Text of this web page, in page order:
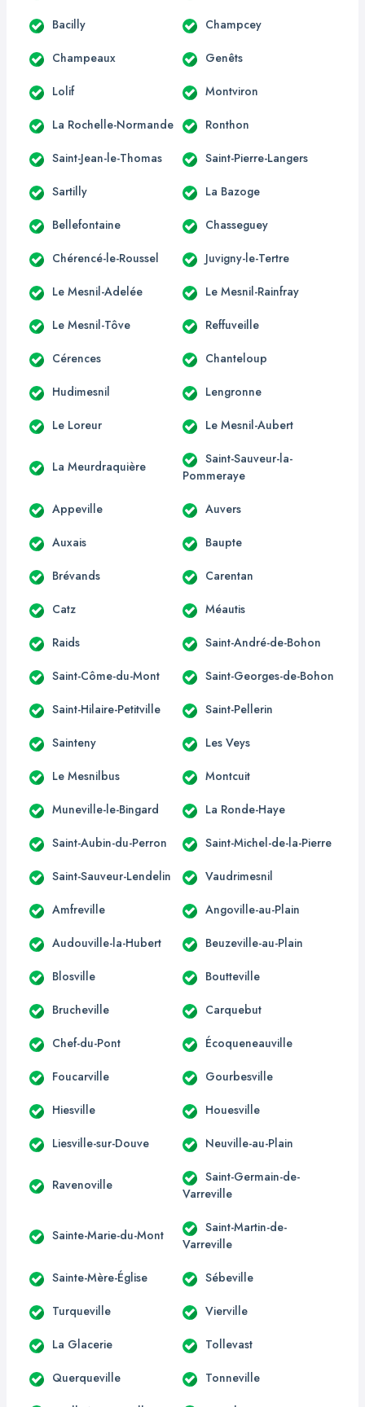
Bacilly Champcey
Champeaux Genêts
Lolif Montviron
La Rochelle-Normande Ronthon
Saint-Jean-le-Thomas Saint-Pierre-Langers
Sartilly La Bazoge
Bellefontaine Chasseguey
Chérencé-le-Roussel Juvigny-le-Tertre
Le Mesnil-Adelée Le Mesnil-Rainfray
Le Mesnil-Tôve Reffuveille
Cérences Chanteloup
Hudimesnil Lengronne
Le Loreur Le Mesnil-Aubert
La Meurdraquière
Saint-Sauveur-la-
Pommeraye
Appeville Auvers
Auxais Baupte
Brévands Carentan
Catz Méautis
Raids Saint-André-de-Bohon
Saint-Côme-du-Mont Saint-Georges-de-Bohon
Saint-Hilaire-Petitville Saint-Pellerin
Sainteny Les Veys
Le Mesnilbus Montcuit
Muneville-le-Bingard La Ronde-Haye
Saint-Aubin-du-Perron Saint-Michel-de-la-Pierre
Saint-Sauveur-Lendelin Vaudrimesnil
Amfreville Angoville-au-Plain
Audouville-la-Hubert Beuzeville-au-Plain
Blosville Boutteville
Brucheville Carquebut
Chef-du-Pont Écoqueneauville
Foucarville Gourbesville
Hiesville Houesville
Liesville-sur-Douve Neuville-au-Plain
Ravenoville
Saint-Germain-de-
Varreville
Sainte-Marie-du-Mont
Saint-Martin-de-
Varreville
Sainte-Mère-Église Sébeville
Turqueville Vierville
La Glacerie Tollevast
Querqueville Tonneville